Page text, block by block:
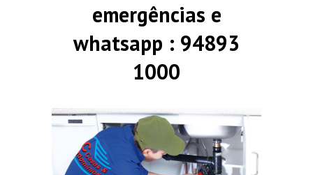
emergências e
whatsapp : 94893
1000